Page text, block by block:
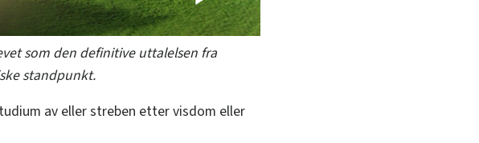
Play
Video
som den definitive uttalelsen fra
standpunkt.
av eller streben etter visdom eller